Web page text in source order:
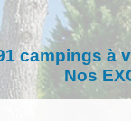
campings à
Nos